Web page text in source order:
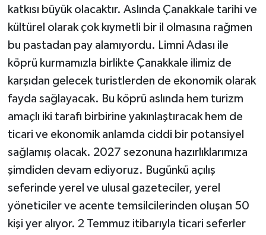
katkısı büyük olacaktır. Aslında Çanakkale tarihi ve
kültürel olarak çok kıymetli bir il olmasına rağmen
bu pastadan pay alamıyordu. Limni Adası ile
köprü kurmamızla birlikte Çanakkale ilimiz de
karşıdan gelecek turistlerden de ekonomik olarak
fayda sağlayacak. Bu köprü aslında hem turizm
amaçlı iki tarafı birbirine yakınlaştıracak hem de
ticari ve ekonomik anlamda ciddi bir potansiyel
sağlamış olacak. 2027 sezonuna hazırlıklarımıza
şimdiden devam ediyoruz. Bugünkü açılış
seferinde yerel ve ulusal gazeteciler, yerel
yöneticiler ve acente temsilcilerinden oluşan 50
kişi yer alıyor. 2 Temmuz itibarıyla ticari seferler